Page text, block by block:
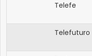
Telefe
Telefuturo